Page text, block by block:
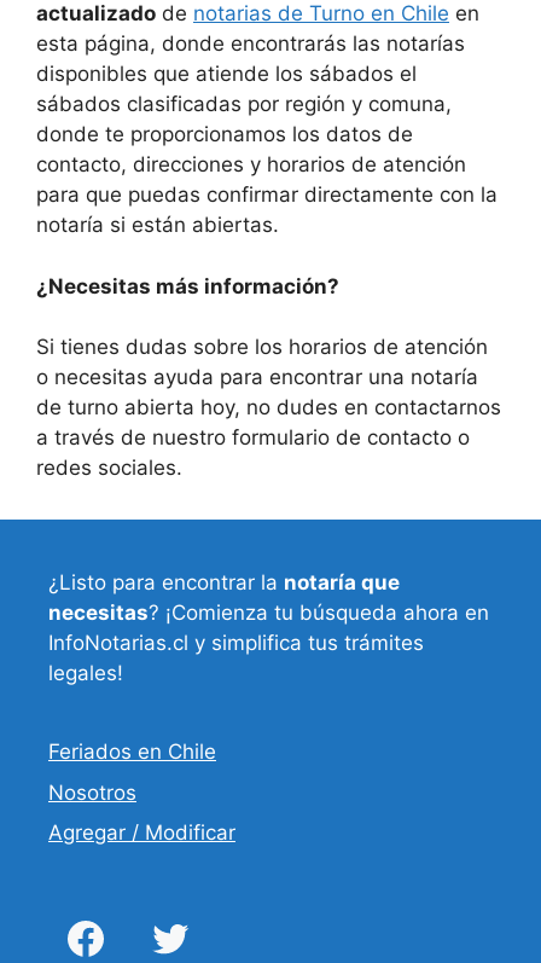
actualizado de notarias de Turno en Chile en
esta página, donde encontrarás las notarías
disponibles que atiende los sábados el
sábados clasificadas por región y comuna,
donde te proporcionamos los datos de
contacto, direcciones y horarios de atención
para que puedas confirmar directamente con la
notaría si están abiertas.
¿Necesitas más información?
Si tienes dudas sobre los horarios de atención
o necesitas ayuda para encontrar una notaría
de turno abierta hoy, no dudes en contactarnos
a través de nuestro formulario de contacto o
redes sociales.
¿Listo para encontrar la notaría que
necesitas? ¡Comienza tu búsqueda ahora en
InfoNotarias.cl y simplifica tus trámites
legales!
Feriados en Chile
Nosotros
Agregar / Modificar